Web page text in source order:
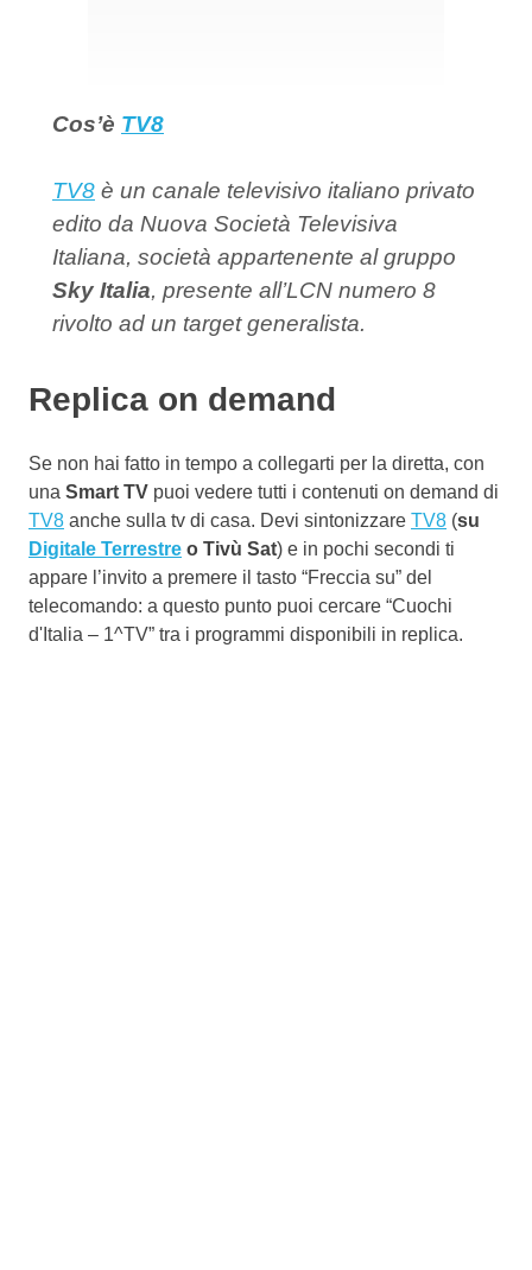
Cos’è TV8
TV8 è un canale televisivo italiano privato
edito da Nuova Società Televisiva
Italiana, società appartenente al gruppo
Sky Italia, presente all’LCN numero 8
rivolto ad un target generalista.
Replica on demand
Se non hai fatto in tempo a collegarti per la diretta, con
una Smart TV puoi vedere tutti i contenuti on demand di
TV8 anche sulla tv di casa. Devi sintonizzare TV8 (su
Digitale Terrestre o Tivù Sat) e in pochi secondi ti
appare l’invito a premere il tasto “Freccia su” del
telecomando: a questo punto puoi cercare “Cuochi
d'Italia – 1^TV” tra i programmi disponibili in replica.